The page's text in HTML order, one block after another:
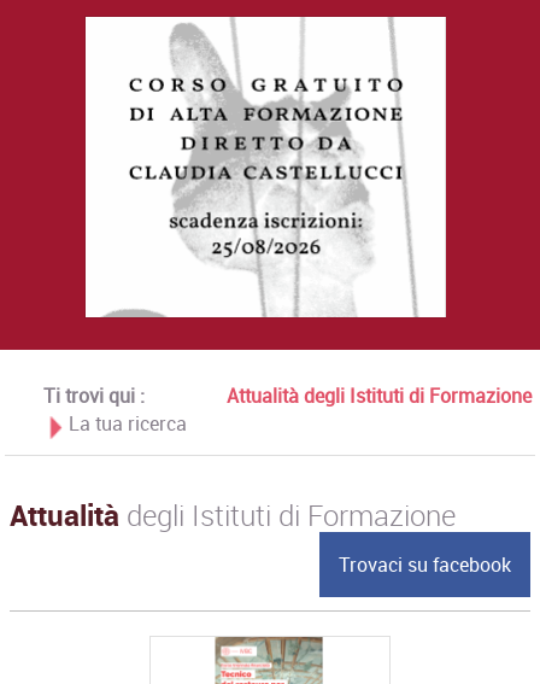
Ti trovi qui :
Attualità degli Istituti di Formazione
La tua ricerca
Attualità degli Istituti di Formazione
Trovaci su facebook